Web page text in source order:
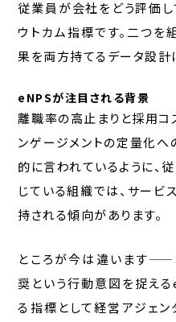
従業員が会社をどう評価
ウトカム指標です。二つを
果を両方持てるデータ設計
eNPSが注目される背景
離職率の高止まりと採用コ
ンゲージメントの定量化へ
的に言われているように、
じている組織では、サービ
持される傾向があります。
ところが今は違います——
奨という行動意図を捉え
る指標として経営アジェン